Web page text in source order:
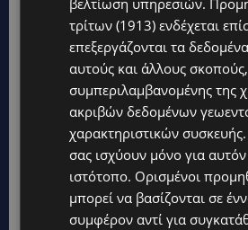
ξαναζωντανέψει η Μακαρίου
Λευκωσίας-(Βίντεο)
UPDATES
ΤΡΟΧΑΙΟ ΣΤΗΝ ΛΕΥΚΩΣΙΑ:
του 27χρονου – Φέρεται να
Αστυνομία
τρίτων (1913) ενδέχεται
επεξεργάζονται τα
αυτούς και άλλους σκοπούς,
συμπεριλαμβανομένης της
ακριβών δεδομένων
χαρακτηριστικών
σας ισχύουν μόνο για
ιστότοπο. Ορισμένοι
μπορεί να βασίζονται σε
συμφέρον αντί για